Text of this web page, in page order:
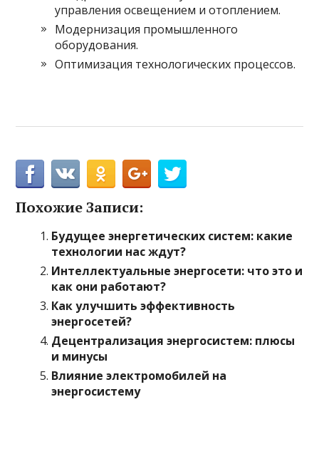
управления освещением и отоплением.
Модернизация промышленного
оборудования.
Оптимизация технологических процессов.
Похожие Записи:
Будущее энергетических систем: какие
технологии нас ждут?
Интеллектуальные энергосети: что это и
как они работают?
Как улучшить эффективность
энергосетей?
Децентрализация энергосистем: плюсы
и минусы
Влияние электромобилей на
энергосистему